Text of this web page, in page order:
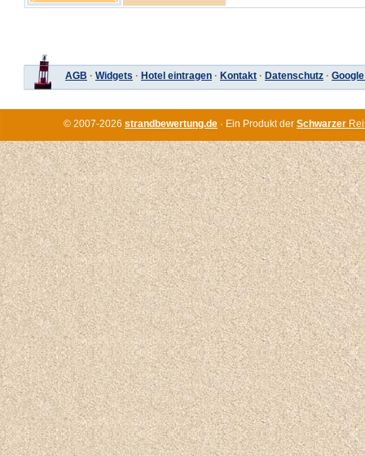
AGB · Widgets · Hotel eintragen · Kontakt · Datenschutz ·
© 2007-2026 strandbewertung.de · Ein Produkt der Schwarzer